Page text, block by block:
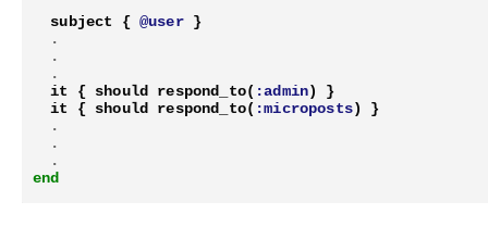
subject
{ @user }
.
.
.
it
{ should respond_to( :admin)
}
it
{ should respond_to( :microposts)
}
.
.
.
end